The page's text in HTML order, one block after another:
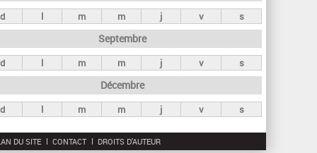
d l m m j v s
Septembre
d l m m j v s
Décembre
d l m m j v s
DU SITE CONTACT DROITS D'AUTEUR